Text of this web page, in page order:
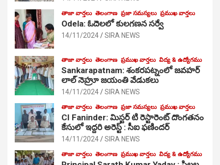
తాజా వార్తలు తెలంగాణ ప్రజా సమస్యలు ప్రముఖ వార్తలు
Odela: ఓదెలలో కులగణన సర్వే
14/11/2024 SIRA NEWS
తాజా వార్తలు తెలంగాణ ప్రముఖ వార్తలు విద్య & ఉద్యోగము
Sankarapatnam: శంకరపట్నంలో జవహర్
లాల్ నెహ్రూ జయంతి వేడుకలు
14/11/2024 SIRA NEWS
తాజా వార్తలు తెలంగాణ ప్రజా సమస్యలు ప్రముఖ వార్తలు
CI Faninder: మిస్టర్ టి రెస్టారెంట్ దొంగతనం
కేసులో ఇద్దరి అరెస్ట్ : సీఐ ఫణిందర్
14/11/2024 SIRA NEWS
తాజా వార్తలు తెలంగాణ ప్రముఖ వార్తలు విద్య & ఉద్యోగము